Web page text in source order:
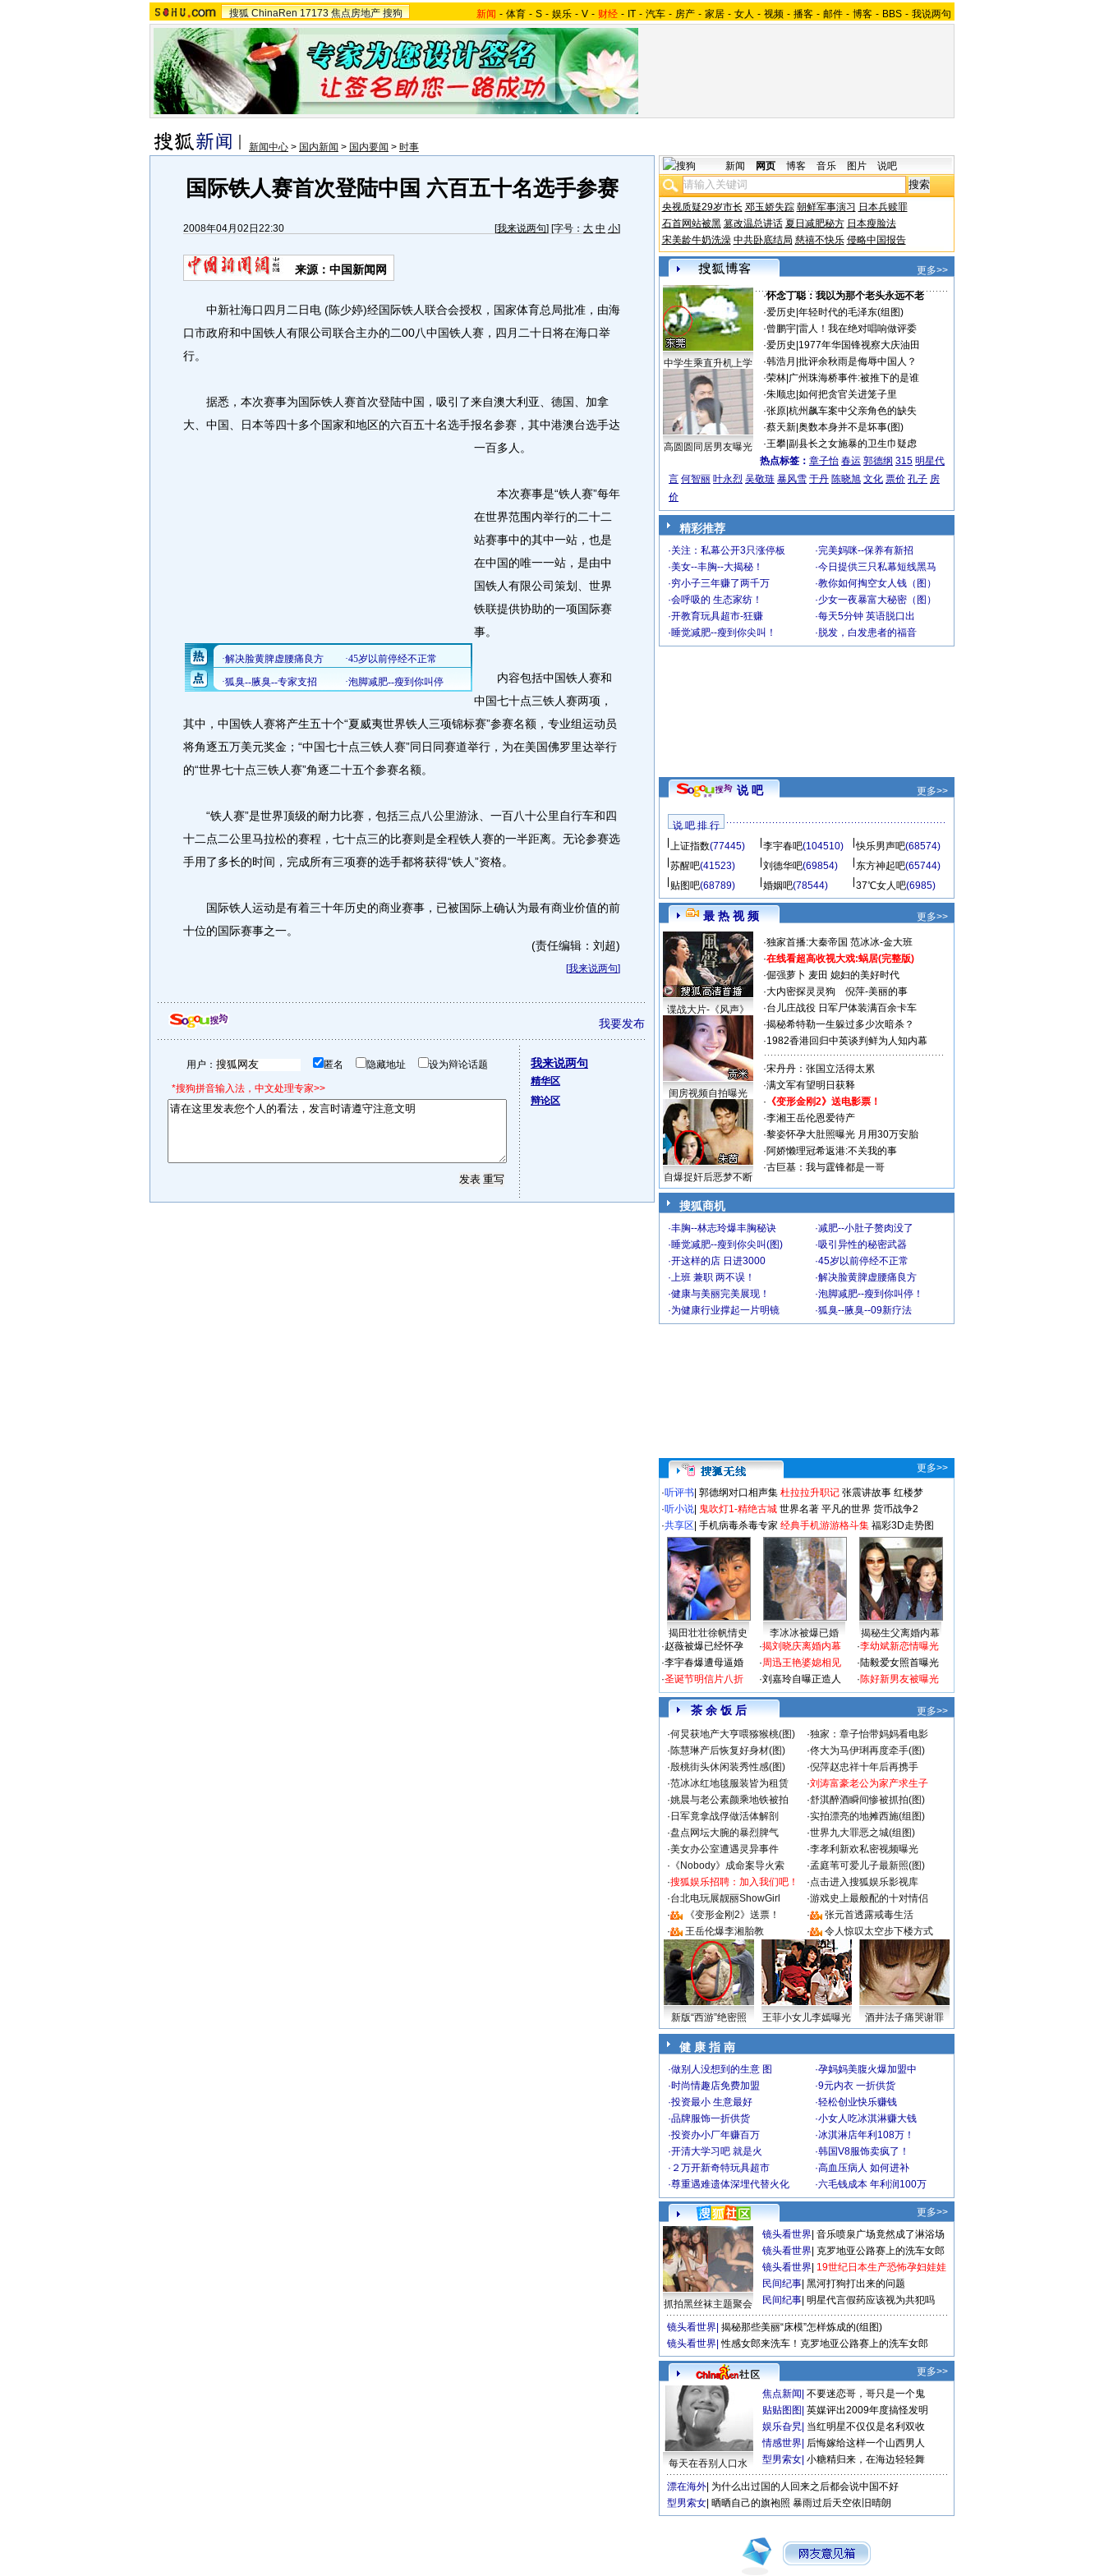
搜狐 ChinaRen 17173 焦点房地产 搜狗 新闻 - 体育 - S - 娱乐 - V - 财经 - IT - 汽车 - 房产 - 家居 - 女人 - 视频 - 播客 - 邮件 - 博客 - BBS - 我说两句
新闻中心 > 国内新闻 > 国内要闻 > 时事
国际铁人赛首次登陆中国 六百五十名选手参赛
2008年04月02日22:30 [我来说两句] [字号： 大 中 小]
来源：中国新闻网
中新社海口四月二日电 (陈少婷)经国际铁人联合会授权，国家体育总局批准，由海
口市政府和中国铁人有限公司联合主办的二00八中国铁人赛，四月二十日将在海口举
行。
据悉，本次赛事为国际铁人赛首次登陆中国，吸引了来自澳大利亚、德国、加拿
大、中国、日本等四十多个国家和地区的六百五十名选手报名参赛，其中港澳台选手达
一百多人。
本次赛事是“铁人赛”每年
在世界范围内举行的二十二
站赛事中的其中一站，也是
在中国的唯一一站，是由中
国铁人有限公司策划、世界
铁联提供协助的一项国际赛
事。
内容包括中国铁人赛和
中国七十点三铁人赛两项，
其中，中国铁人赛将产生五十个“夏威夷世界铁人三项锦标赛”参赛名额，专业组运动员
将角逐五万美元奖金；“中国七十点三铁人赛”同日同赛道举行，为在美国佛罗里达举行
的“世界七十点三铁人赛”角逐二十五个参赛名额。
“铁人赛”是世界顶级的耐力比赛，包括三点八公里游泳、一百八十公里自行车和四
十二点二公里马拉松的赛程，七十点三的比赛则是全程铁人赛的一半距离。无论参赛选
手用了多长的时间，完成所有三项赛的选手都将获得“铁人”资格。
国际铁人运动是有着三十年历史的商业赛事，已被国际上确认为最有商业价值的前
十位的国际赛事之一。
(责任编辑：刘超)
[我来说两句]
我要发布
用户： 匿名 隐藏地址 设为辩论话题
*搜狗拼音输入法，中文处理专家>>
我来说两句
精华区
辩论区
新闻 网页 博客 音乐 图片 说吧
央视质疑29岁市长 邓玉娇失踪 朝鲜军事演习 日本兵赎罪
石首网站被黑 篡改温总讲话 夏日减肥秘方 日本瘦脸法
宋美龄牛奶洗澡 中共卧底结局 慈禧不快乐 侵略中国报告
更多>>
中学生乘直升机上学
高圆圆同居男友曝光
·怀念丁聪：我以为那个老头永远不老
·爱历史 年轻时代的毛泽东(组图)
·曾鹏宇| 雷人！我在绝对唱响做评委
·爱历史 1977年华国锋视察大庆油田
·韩浩月 批评余秋雨是侮辱中国人？
·荣林| 广州珠海桥事件:被推下的是谁
·朱顺忠 如何把贪官关进笼子里
·张原| 杭州飙车案中父亲角色的缺失
·蔡天新| 奥数本身并不是坏事(图)
·王攀| 副县长之女施暴的卫生巾疑虑
热点标签： 章子怡 春运 郭德纲 315 明星代
言 何智丽 叶永烈 吴敬琏 暴风雪 于丹 陈晓旭 文化 票价 孔子 房
价
精彩推荐
·关注：私幕公开3只涨停板 ·完美妈咪--保养有新招
·美女--丰胸--大揭秘！ ·今日提供三只私幕短线黑马
·穷小子三年赚了两千万 ·教你如何掏空女人钱（图）
·会呼吸的 生态家纺！ ·少女一夜暴富大秘密（图）
·开教育玩具超市-狂赚 ·每天5分钟 英语脱口出
·睡觉减肥--瘦到你尖叫！ · 脱发，白发患者的福音
说 吧 更多>>
说 吧 排 行
上证指数(77445) 李宇春吧(104510) 快乐男声吧(68574)
苏醒吧(41523) 刘德华吧(69854) 东方神起吧(65744)
贴图吧(68789) 婚姻吧(78544) 37℃女人吧(6985)
最 热 视 频 更多>>
谍战大片-《风声》
闺房视频自拍曝光
自爆捉奸后恶梦不断
·独家首播:大秦帝国 范冰冰-金大班
·在线看超高收视大戏:蜗居(完整版)
·倔强萝卜 麦田 媳妇的美好时代
·大内密探灵灵狗
倪萍-美丽的事
·台儿庄战役 日军尸体装满百余卡车
·揭秘希特勒一生躲过多少次暗杀？
·1982香港回归中英谈判鲜为人知内幕
·宋丹丹：张国立活得太累
·满文军有望明日获释
· 《变形金刚2》送电影票！
·李湘王岳伦恩爱待产
·黎姿怀孕大肚照曝光 月用30万安胎
·阿娇懒理冠希返港:不关我的事
·古巨基：我与霆锋都是一哥
搜狐商机
·丰胸--林志玲爆丰胸秘诀 ·减肥--小肚子赘肉没了
·睡觉减肥--瘦到你尖叫(图) ·吸引异性的秘密武器
·开这样的店 日进3000 ·45岁以前停经不正常
·上班 兼职 两不误！ ·解决脸黄脾虚腰痛良方
·健康与美丽完美展现！ ·泡脚减肥--瘦到你叫停！
·为健康行业撑起一片明镜 ·狐臭--腋臭--09新疗法
更多>>
·听评书 郭德纲对口相声集 杜拉拉升职记 张震讲故事 红楼梦
·听小说 鬼吹灯1-精绝古城 世界名著 平凡的世界 货币战争2
·共享区 手机病毒杀毒专家 经典手机游游格斗集 福彩3D走势图
揭田壮壮徐帆情史 李冰冰被爆已婚
揭秘生父离婚内幕
·赵薇被爆已经怀孕
·李宇春爆遭母逼婚
·圣诞节明信片八折
·揭刘晓庆离婚内幕
·周迅王艳婆媳相见
·刘嘉玲自曝正造人
·李幼斌新恋情曝光
·陆毅爱女照首曝光
·陈好新男友被曝光
茶 余 饭 后
更多>>
·何炅获地产大亨喂猕猴桃(图) ·独家：章子怡带妈妈看电影
·陈慧琳产后恢复好身材(图) ·佟大为马伊琍再度牵手(图)
·殷桃街头休闲装秀性感(图) ·倪萍赵忠祥十年后再携手
·范冰冰红地毯服装皆为租赁 ·刘涛富豪老公为家产求生子
·姚晨与老公素颜乘地铁被拍 ·舒淇醉酒瞬间惨被抓拍(图)
· 日军竟拿战俘做活体解剖 ·实拍漂亮的地摊西施(组图)
·盘点网坛大腕的暴烈脾气 ·世界九大罪恶之城(组图)
·美女办公室遭遇灵异事件 ·李孝利新欢私密视频曝光
· 《Nobody》成命案导火索 ·孟庭苇可爱儿子最新照(图)
·搜狐娱乐招聘：加入我们吧！ ·点击进入搜狐娱乐影视库
·台北电玩展靓丽ShowGirl ·游戏史上最般配的十对情侣
·
《变形金刚2》送票！ ·
张元首透露戒毒生活
·
王岳伦爆李湘胎教 · 令人惊叹太空步下楼方式
新版“西游”绝密照 王菲小女儿李嫣曝光 酒井法子痛哭谢罪
健 康 指 南
·做别人没想到的生意 图 ·孕妈妈美腹火爆加盟中
·时尚情趣店免费加盟 ·9元内衣 一折供货
·投资最小 生意最好 ·轻松创业快乐赚钱
·品牌服饰一折供货 ·小女人吃冰淇淋赚大钱
·投资办小厂年赚百万 ·冰淇淋店年利108万！
·开清大学习吧 就是火 ·韩国V8服饰卖疯了！
· ２万开新奇特玩具超市 ·高血压病人 如何进补
·尊重遇难遗体深埋代替火化 ·六毛钱成本 年利润100万
更多>>
抓拍黑丝袜主题聚会
镜头看世界 音乐喷泉广场竟然成了淋浴场
镜头看世界 克罗地亚公路赛上的洗车女郎
镜头看世界 19世纪日本生产恐怖孕妇娃娃
民间纪事 黑河打狗打出来的问题
民间纪事 明星代言假药应该视为共犯吗
镜头看世界 揭秘那些美丽“床模”怎样炼成的(组图)
镜头看世界 性感女郎来洗车！克罗地亚公路赛上的洗车女郎
更多>>
每天在吞别人口水
焦点新闻 不要迷恋哥，哥只是一个鬼
贴贴图图 英媒评出2009年度搞怪发明
娱乐旮旯 当红明星不仅仅是名利双收
情感世界 后悔嫁给这样一个山西男人
型男索女 小糖精归来，在海边轻轻舞
漂在海外 为什么出过国的人回来之后都会说中国不好
型男索女 晒晒自己的旗袍照 暴雨过后天空依旧晴朗